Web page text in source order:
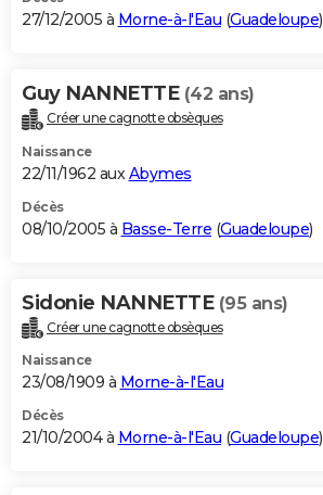
27/12/2005 à Morne-à-l'Eau (Guadeloupe)
Guy NANNETTE (42 ans)
Créer une cagnotte obsèques
Naissance
22/11/1962 aux Abymes
Décès
08/10/2005 à Basse-Terre (Guadeloupe)
Sidonie NANNETTE (95 ans)
Créer une cagnotte obsèques
Naissance
23/08/1909 à Morne-à-l'Eau
Décès
21/10/2004 à Morne-à-l'Eau (Guadeloupe)